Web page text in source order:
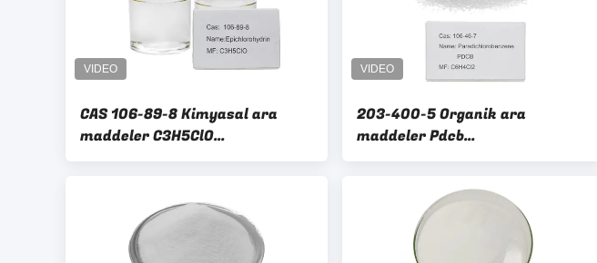
CAS 106-89-8 Kimyasal ara
maddeler C3H5ClO
Epichlorohydrin
203-400-5 Organik ara
maddeler Pdcb
Paradixlorobenzol